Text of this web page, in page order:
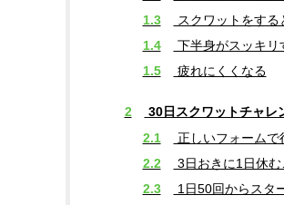
1.3
スクワットをす
1.4
下半身がスッキリ
1.5
疲れにくくなる
2
30日スクワットチャレ
2.1
正しいフォームで
2.2
3日おきに1日休む
2.3
1日50回からスタ